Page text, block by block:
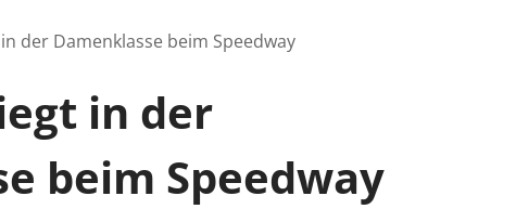
der Damenklasse beim Speedway
in der
beim Speedway